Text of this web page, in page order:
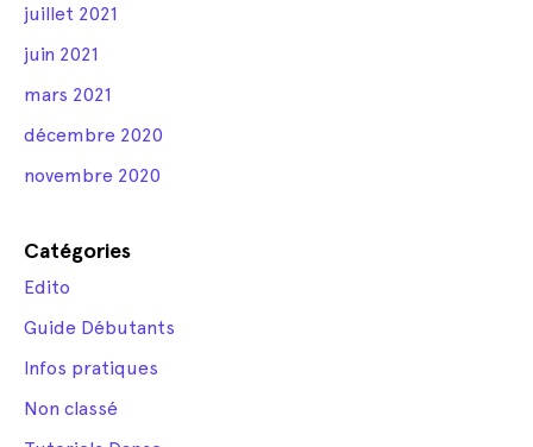
juillet 2021
juin 2021
mars 2021
décembre 2020
novembre 2020
Catégories
Edito
Guide Débutants
Infos pratiques
Non classé